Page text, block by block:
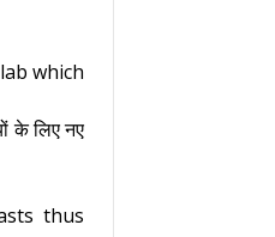
which
के लिए नए
thus